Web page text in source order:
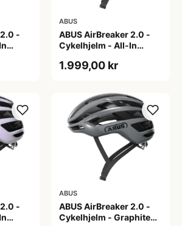
-
ABUS
ABUS AirBreaker 2.0 -
Cykelhjelm - All-In
1.999,00 kr
-
ABUS
ABUS AirBreaker 2.0 -
Cykelhjelm - Graphite